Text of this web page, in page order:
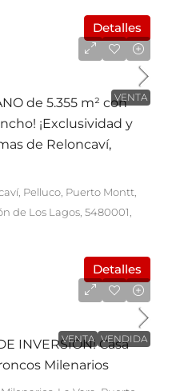
Detalles
VENTA
de 5.355 m² con
¡Exclusividad y
de Reloncaví,
Pelluco, Puerto Montt,
de Los Lagos, 5480001,
Detalles
VENTA VENDIDA
INVERSIÓN! Casa
Milenarios